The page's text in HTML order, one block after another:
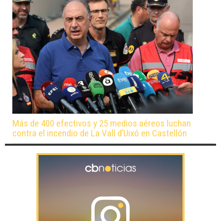
Más de 400 efectivos y 25 medios aéreos luchan
contra el incendio de La Vall d’Uixó en Castellón